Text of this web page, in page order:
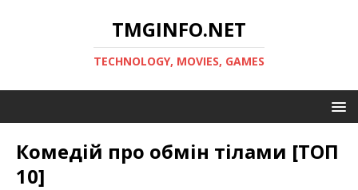
TMGINFO.NET
ТECHNOLOGY, MOVIES, GAMES
Комедій про обмін тілами [ТОП
10]